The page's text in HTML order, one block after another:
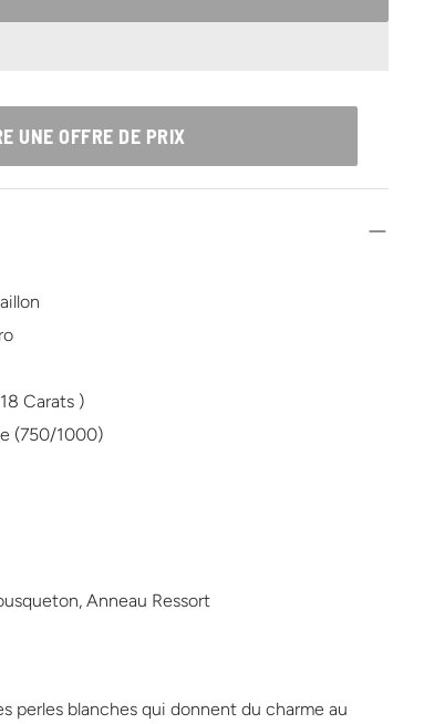
UNE OFFRE DE PRIX
Carats )
(750/1000)
Anneau Ressort
perles blanches qui donnent du charme au